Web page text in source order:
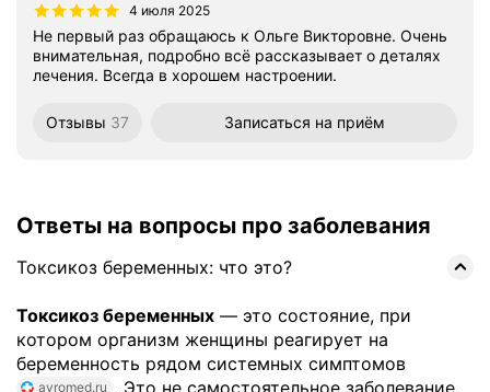
4 июля 2025
Не первый раз обращаюсь к Ольге Викторовне. Очень
внимательная, подробно всё рассказывает о деталях
лечения. Всегда в хорошем настроении.
Отзывы 37 Записаться на приём
Ответы на вопросы про заболевания
Токсикоз беременных: что это?
Токсикоз беременных — это состояние, при
котором организм женщины реагирует на
беременность рядом системных симптомов
avromed.ru